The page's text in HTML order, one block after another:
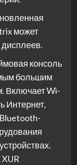
может
консоль
большим
Включает Wi-
Интернет,